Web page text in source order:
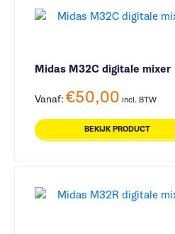
Midas M32C digitale mixer
Vanaf: €50,00 incl. BTW
BEKIJK PRODUCT